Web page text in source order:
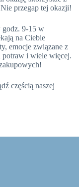
przegap tej okazji!
godz. 9-15 w
na Ciebie
emocje związane z
potraw i wiele więcej.
częścią naszej